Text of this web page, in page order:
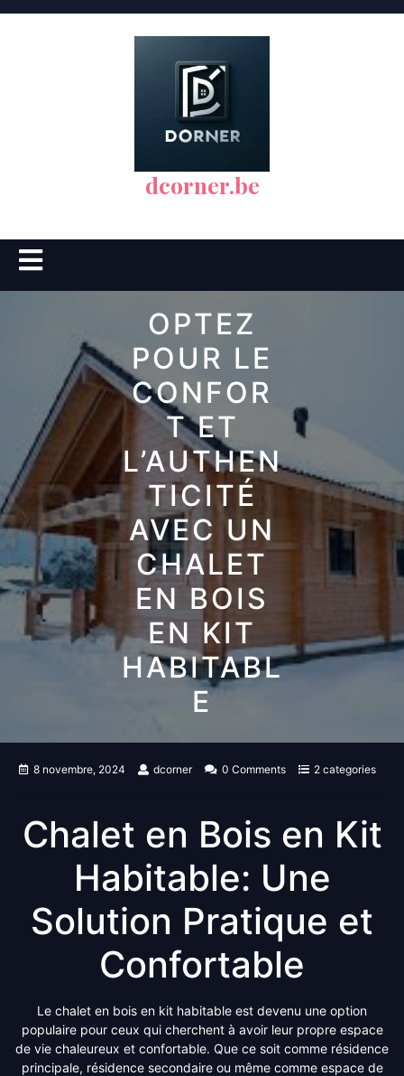
dcorner.be
Open
Button
OPTEZ
POUR LE
CONFOR
T ET
L’AUTHEN
TICITÉ
AVEC UN
CHALET
EN BOIS
EN KIT
HABITABL
E
8 novembre, 2024 dcorner 0 Comments 2 categories
Chalet en Bois en Kit
Habitable: Une
Solution Pratique et
Confortable
Le chalet en bois en kit habitable est devenu une option
populaire pour ceux qui cherchent à avoir leur propre espace
de vie chaleureux et confortable. Que ce soit comme résidence
principale, résidence secondaire ou même comme espace de